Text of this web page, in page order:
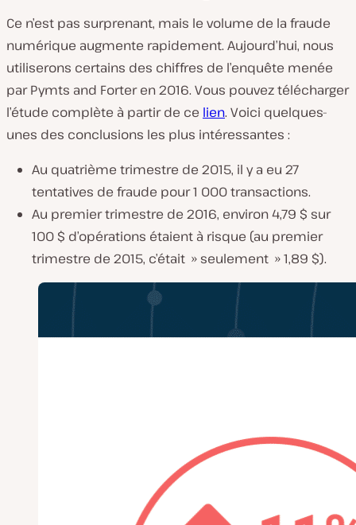
Ce n’est pas surprenant, mais le volume de la fraude
numérique augmente rapidement. Aujourd’hui, nous
utiliserons certains des chiffres de l’enquête menée
par Pymts and Forter en 2016. Vous pouvez télécharger
l’étude complète à partir de ce lien. Voici quelques-
unes des conclusions les plus intéressantes :
Au quatrième trimestre de 2015, il y a eu 27
tentatives de fraude pour 1 000 transactions.
Au premier trimestre de 2016, environ 4,79 $ sur
100 $ d’opérations étaient à risque (au premier
trimestre de 2015, c’était » seulement » 1,89 $).